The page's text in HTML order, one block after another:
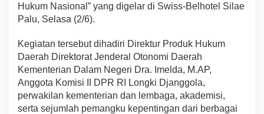
Hukum Nasional” yang digelar di Swiss-Belhotel Silae
Palu, Selasa (2/6).
Kegiatan tersebut dihadiri Direktur Produk Hukum
Daerah Direktorat Jenderal Otonomi Daerah
Kementerian Dalam Negeri Dra. Imelda, M.AP,
Anggota Komisi II DPR RI Longki Djanggola,
perwakilan kementerian dan lembaga, akademisi,
serta sejumlah pemangku kepentingan dari berbagai